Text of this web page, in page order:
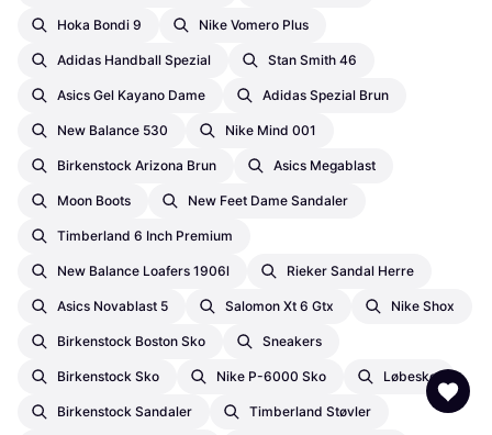
Hoka Bondi 9 Nike Vomero Plus
Adidas Handball Spezial Stan Smith 46
Asics Gel Kayano Dame Adidas Spezial Brun
New Balance 530 Nike Mind 001
Birkenstock Arizona Brun Asics Megablast
Moon Boots New Feet Dame Sandaler
Timberland 6 Inch Premium
New Balance Loafers 1906l Rieker Sandal Herre
Asics Novablast 5 Salomon Xt 6 Gtx Nike Shox
Birkenstock Boston Sko Sneakers
Birkenstock Sko Nike P-6000 Sko Løbesko
Birkenstock Sandaler Timberland Støvler